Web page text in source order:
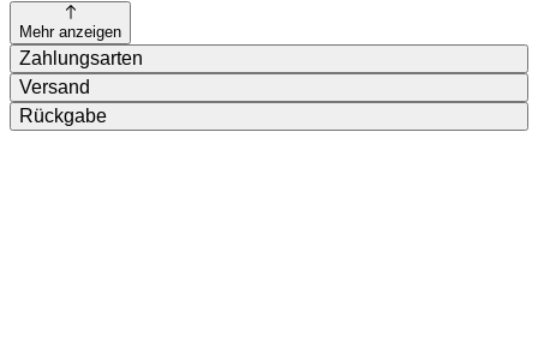
Mehr anzeigen
Zahlungsarten
Versand
Rückgabe